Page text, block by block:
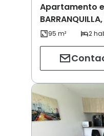
Apartamento